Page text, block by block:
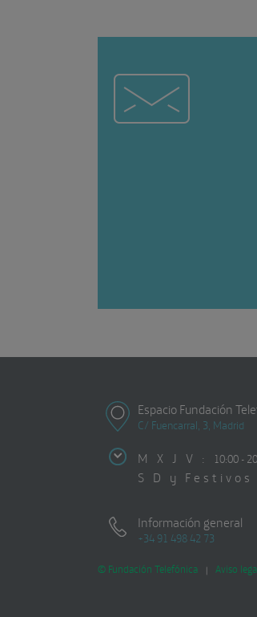
Espacio Fundación
C/ Fuencarral, 3, Madrid
M X J V : 10:00 -
S D y Festivos
Información general
+34 91 498 42 73
© Fundación Telefónica | Aviso